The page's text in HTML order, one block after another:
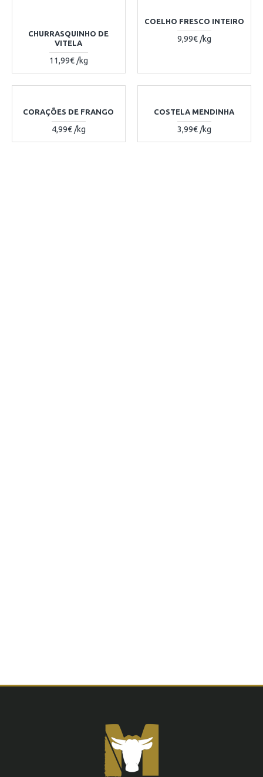
CHURRASQUINHO DE
VITELA
11,99€ /kg
COELHO FRESCO INTEIRO
9,99€ /kg
CORAÇÕES DE FRANGO
4,99€ /kg
COSTELA MENDINHA
3,99€ /kg